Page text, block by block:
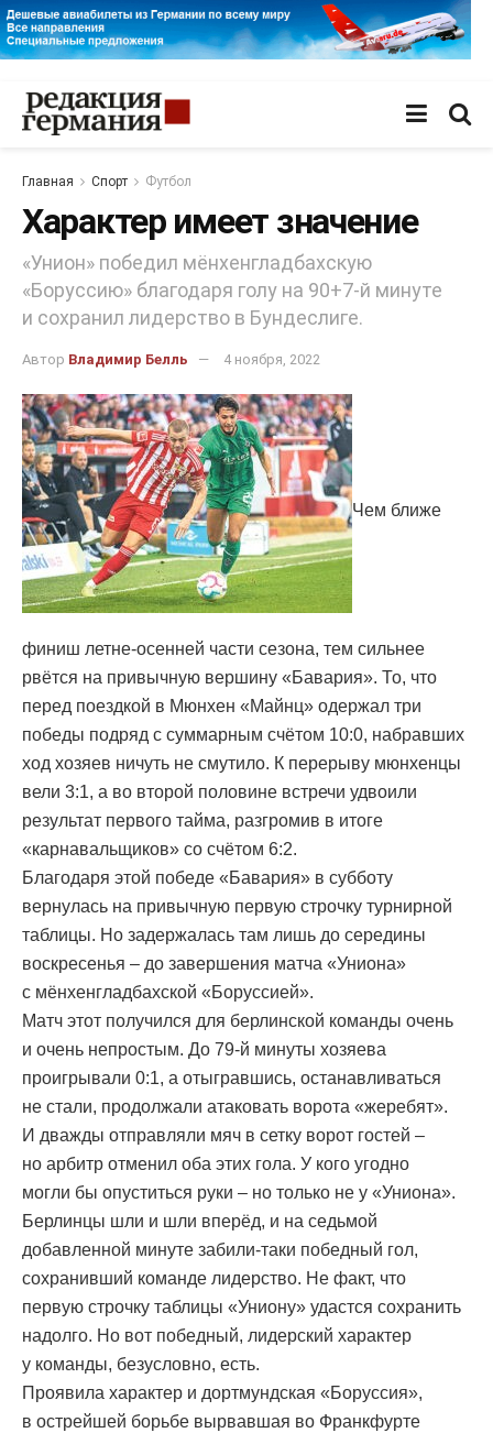
Главная Спорт Футбол
Характер имеет значение
«Унион» победил мёнхенгладбахскую
«Боруссию» благодаря голу на 90+7-й минуте
и сохранил лидерство в Бундеслиге.
Автор Владимир Белль 4 ноября, 2022
Чем ближе
финиш летне-осенней части сезона, тем сильнее
рвётся на привычную вершину «Бавария». То, что
перед поездкой в Мюнхен «Майнц» одержал три
победы подряд с суммарным счётом 10:0, набравших
ход хозяев ничуть не смутило. К перерыву мюнхенцы
вели 3:1, а во второй половине встречи удвоили
результат первого тайма, разгромив в итоге
«карнавальщиков» со счётом 6:2.
Благодаря этой победе «Бавария» в субботу
вернулась на привычную первую строчку турнирной
таблицы. Но задержалась там лишь до середины
воскресенья – до завершения матча «Униона»
с мёнхенгладбахской «Боруссией».
Матч этот получился для берлинской команды очень
и очень непростым. До 79-й минуты хозяева
проигрывали 0:1, а отыгравшись, останавливаться
не стали, продолжали атаковать ворота «жеребят».
И дважды отправляли мяч в сетку ворот гостей –
но арбитр отменил оба этих гола. У кого угодно
могли бы опуститься руки – но только не у «Униона».
Берлинцы шли и шли вперёд, и на седьмой
добавленной минуте забили-таки победный гол,
сохранивший команде лидерство. Не факт, что
первую строчку таблицы «Униону» удастся сохранить
надолго. Но вот победный, лидерский характер
у команды, безусловно, есть.
Проявила характер и дортмундская «Боруссия»,
в острейшей борьбе вырвавшая во Франкфурте